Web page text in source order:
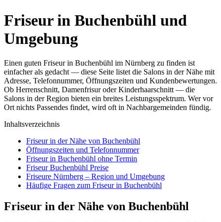
Friseur in Buchenbühl und
Umgebung
Einen guten Friseur in Buchenbühl im Nürnberg zu finden ist
einfacher als gedacht — diese Seite listet die Salons in der Nähe mit
Adresse, Telefonnummer, Öffnungszeiten und Kundenbewertungen.
Ob Herrenschnitt, Damenfrisur oder Kinderhaarschnitt — die
Salons in der Region bieten ein breites Leistungsspektrum. Wer vor
Ort nichts Passendes findet, wird oft in Nachbargemeinden fündig.
Inhaltsverzeichnis
Friseur in der Nähe von Buchenbühl
Öffnungszeiten und Telefonnummer
Friseur in Buchenbühl ohne Termin
Friseur Buchenbühl Preise
Friseure Nürnberg – Region und Umgebung
Häufige Fragen zum Friseur in Buchenbühl
Friseur in der Nähe von Buchenbühl